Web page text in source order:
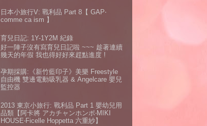
日本小旅行V: 戰利品 Part 8【 GAP‧
comme ca ism 】
育兒日記: 1Y-1Y2M 紀錄
好一陣子沒有寫育兒日記啦 ~~~ 趁著連續
幾天的年假 我也得好好來趕點進度 !
孕期採購:《新竹藍印子》美樂 Freestyle
自由機 雙邊電動吸乳器 & Angelcare 嬰兒
監控器
2013 東京小旅行: 戰利品 Part 1 嬰幼兒用
品類【阿卡將 アカチャンホンポ‧MIKI
HOUSE‧Ficelle Hoppetta 六重紗】